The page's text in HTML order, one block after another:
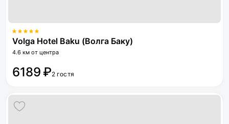
Volga Hotel Baku (Волга Баку)
4.6 км от центра
6189 ₽2 гостя